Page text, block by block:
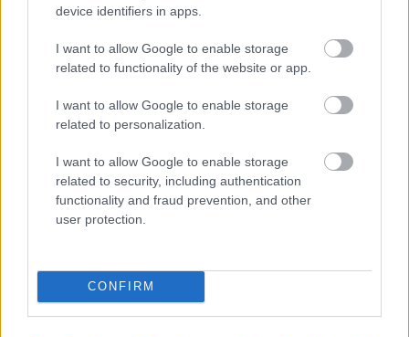
device identifiers in apps.
I want to allow Google to enable storage
related to functionality of the website or app.
I want to allow Google to enable storage
related to personalization.
I want to allow Google to enable storage
related to security, including authentication
functionality and fraud prevention, and other
user protection.
CONFIRM
tervek szerint a Nyíri út külső szakaszán új, 685
méter hosszú gyalog- és kerékpárút épülhet,
miközben a Szolnoki úton több mint 1,3
kilométer hosszan újulhat meg a meglévő
kerékpárút burkolata. A beruházás célja a
biztonságosabb közlekedés feltételeinek
megteremtése.